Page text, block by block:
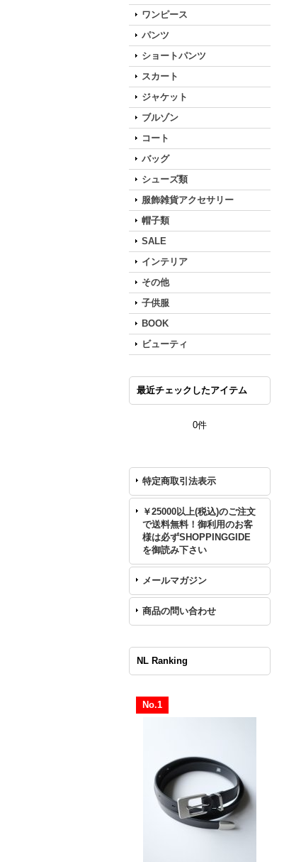
ワンピース
パンツ
ショートパンツ
スカート
ジャケット
ブルゾン
コート
バッグ
シューズ類
服飾雑貨アクセサリー
帽子類
SALE
インテリア
その他
子供服
BOOK
ビューティ
最近チェックしたアイテム
0件
特定商取引法表示
￥25000以上(税込)のご注文
で送料無料！御利用のお客
様は必ずSHOPPINGGIDE
を御読み下さい
メールマガジン
商品の問い合わせ
NL Ranking
No.1